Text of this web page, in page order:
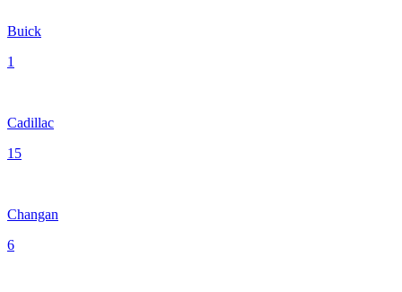
Buick
1
Cadillac
15
Changan
6